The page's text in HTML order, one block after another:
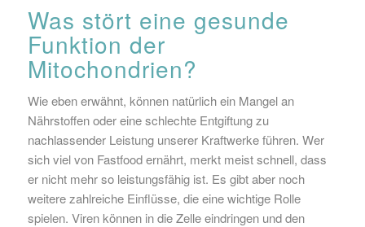
Was stört eine gesunde
Funktion der
Mitochondrien?
Wie eben erwähnt, können natürlich ein Mangel an
Nährstoffen oder eine schlechte Entgiftung zu
nachlassender Leistung unserer Kraftwerke führen. Wer
sich viel von Fastfood ernährt, merkt meist schnell, dass
er nicht mehr so leistungsfähig ist. Es gibt aber noch
weitere zahlreiche Einflüsse, die eine wichtige Rolle
spielen. Viren können in die Zelle eindringen und den